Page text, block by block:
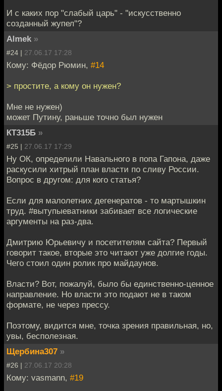
И с каких пор "слабый царь" - "искусственно
созданный жупел"?
Almek »
#24 | 27.06.17 17:28
Кому: Фёдор Рюмин, #14
> простите, а кому он нужен?
Мне не нужен)
может Путину, раньше точно был нужен
КТ315Б »
#25 | 27.06.17 17:29
Ну ОК, определили Навального в попа Гапона, даже
раскусили хитрый план власти по сливу России.
Вопрос в другом: для кого статья?
Если для малолетних дегенератов - то мартышкин
труд. #вытупыеватники забивает все логические
аргументы на раз-два.
Дмитрию Юрьевичу и посетителям сайта? Первый
говорит такое, вторые это читают уже долгие годы.
Чего стоил один ролик про майдаунов.
Власти? Вот, пожалуй, было бы единственно-ценное
направление. Но власти это подают не в таком
формате, не через прессу.
Поэтому, видится мне, точка зрения правильная, но,
увы, бесполезная.
Щербина307 »
#26 | 27.06.17 20:28
Кому: vasmann, #19